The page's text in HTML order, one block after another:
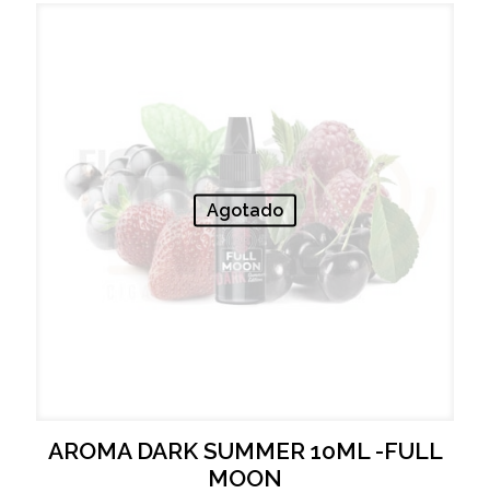
Agotado
AROMA DARK SUMMER 10ML -FULL
MOON